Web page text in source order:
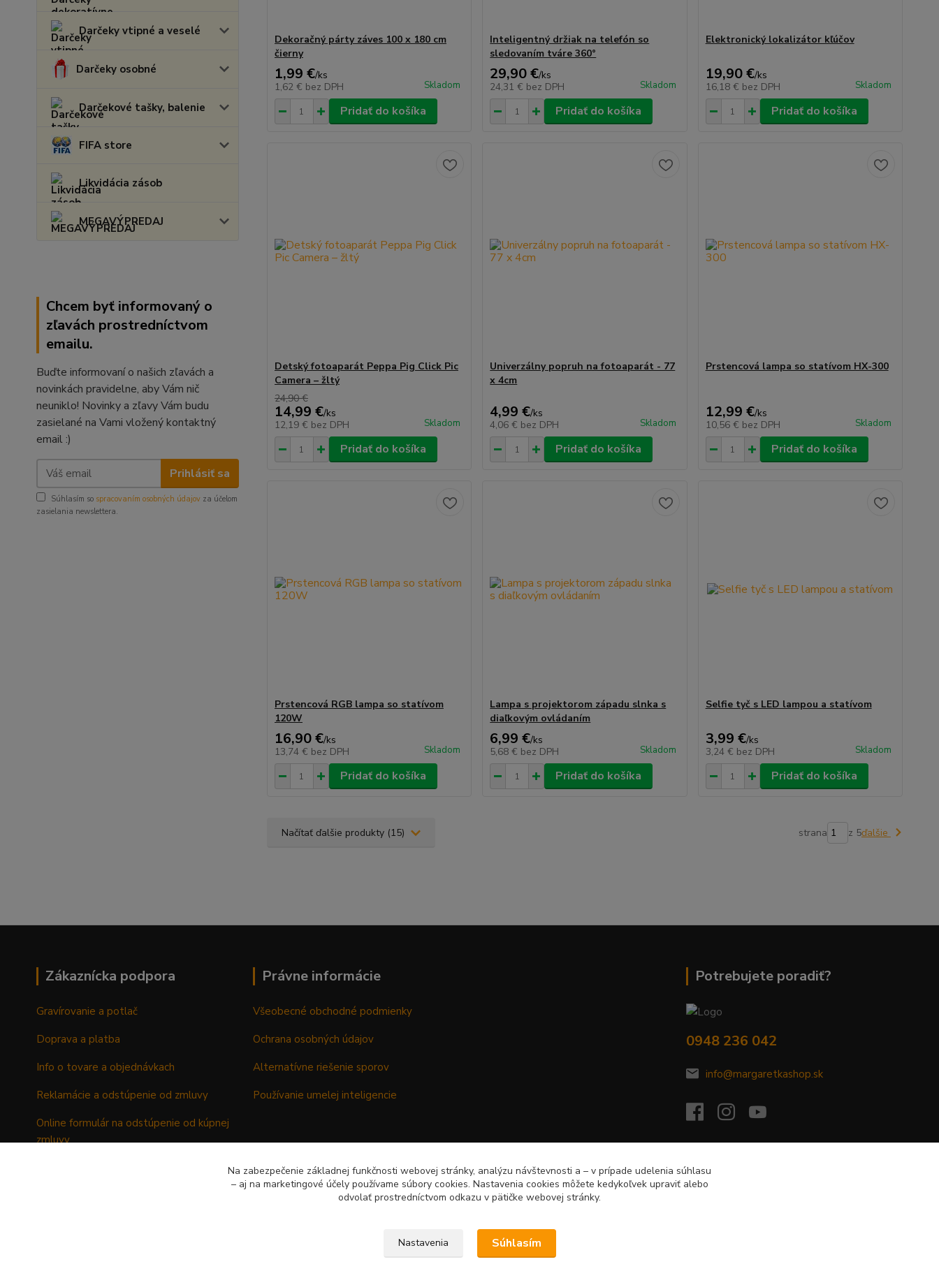
Darčeky vtipné a veselé
Darčeky osobné
Darčekové tašky, balenie
FIFA store
Likvidácia zásob
MEGAVÝPREDAJ
Chcem byť informovaný o
zľavách prostredníctvom
emailu.
Buďte informovaní o našich zľavách a
novinkách pravidelne, aby Vám nič
neuniklo! Novinky a zľavy Vám budu
zasielané na Vami vložený kontaktný
email :)
Prihlásiť sa
Súhlasím so spracovaním osobných údajov za účelom
zasielania newslettera.
Dekoračný párty záves 100 x 180 cm
čierny
1,99 €/ks
1,62 € bez DPH Skladom
Pridať do košíka
Inteligentný držiak na telefón so
sledovaním tváre 360°
29,90 €/ks
24,31 € bez DPH Skladom
Pridať do košíka
Elektronický lokalizátor kľúčov
19,90 €/ks
16,18 € bez DPH Skladom
Pridať do košíka
Detský fotoaparát Peppa Pig Click Pic
Camera – žltý
24,90 €
14,99 €/ks
12,19 € bez DPH Skladom
Pridať do košíka
Univerzálny popruh na fotoaparát - 77
x 4cm
4,99 €/ks
4,06 € bez DPH Skladom
Pridať do košíka
Prstencová lampa so statívom HX-300
12,99 €/ks
10,56 € bez DPH Skladom
Pridať do košíka
Prstencová RGB lampa so statívom
120W
16,90 €/ks
13,74 € bez DPH Skladom
Pridať do košíka
Lampa s projektorom západu slnka s
diaľkovým ovládaním
6,99 €/ks
5,68 € bez DPH Skladom
Pridať do košíka
Selfie tyč s LED lampou a statívom
3,99 €/ks
3,24 € bez DPH Skladom
Pridať do košíka
Načítať ďalšie produkty (15) strana z 5ďalšie
Zákaznícka podpora
Gravírovanie a potlač
Doprava a platba
Info o tovare a objednávkach
Reklamácie a odstúpenie od zmluvy
Online formulár na odstúpenie od kúpnej
zmluvy
Právne informácie
Všeobecné obchodné podmienky
Ochrana osobných údajov
Alternatívne riešenie sporov
Používanie umelej inteligencie
Potrebujete poradiť?
0948 236 042
info@margaretkashop.sk
Na zabezpečenie základnej funkčnosti webovej stránky, analýzu návštevnosti a – v prípade udelenia súhlasu
– aj na marketingové účely používame súbory cookies. Nastavenia cookies môžete kedykoľvek upraviť alebo
odvolať prostredníctvom odkazu v pätičke webovej stránky.
Nastavenia Súhlasím